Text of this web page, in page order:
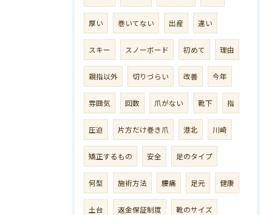
厚い 巻いてない 出産 違い
スキー スノーボード 初めて 理由
親指以外 切りづらい 改善 今年
雰囲気 回数 爪がない 靴下 指
圧迫 片方だけ巻き爪 港北 川崎
矯正するもの 安全 足のタイプ
何型 施術方法 腰痛 足元 健康
土台 返金保証制度 靴のサイズ